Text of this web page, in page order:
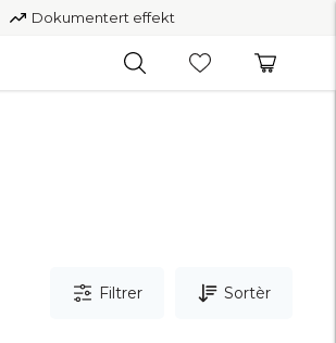
Dokumentert effekt
Filtrer Sortèr